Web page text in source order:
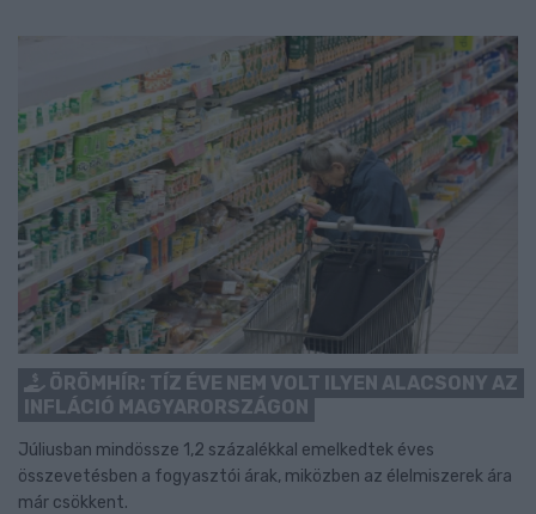
ÖRÖMHÍR: TÍZ ÉVE NEM VOLT ILYEN ALACSONY AZ
INFLÁCIÓ MAGYARORSZÁGON
Júliusban mindössze 1,2 százalékkal emelkedtek éves
összevetésben a fogyasztói árak, miközben az élelmiszerek ára
már csökkent.